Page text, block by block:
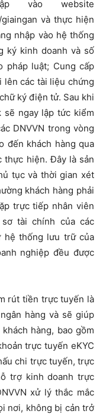
vào website
và thực hiện
nhập vào hệ thống
ký kinh doanh và số
pháp luật; Cung cấp
lên các tài liệu chứng
ký điện tử. Sau khi
sẽ ngay lập tức kiểm
DNVVN trong vòng
đến khách hàng qua
thực hiện. Đây là sản
tục và thời gian xét
khách hàng phải
trực tiếp nhân viên
tài chính của các
hệ thống lưu trữ của
nghiệp đều được
rút tiền trực tuyến là
hàng và sẽ giúp
hàng, bao gồm
trực tuyến eKYC
chi trực tuyến, trực
trợ kinh doanh trực
xử lý thắc mắc
nơi, không bị cản trở